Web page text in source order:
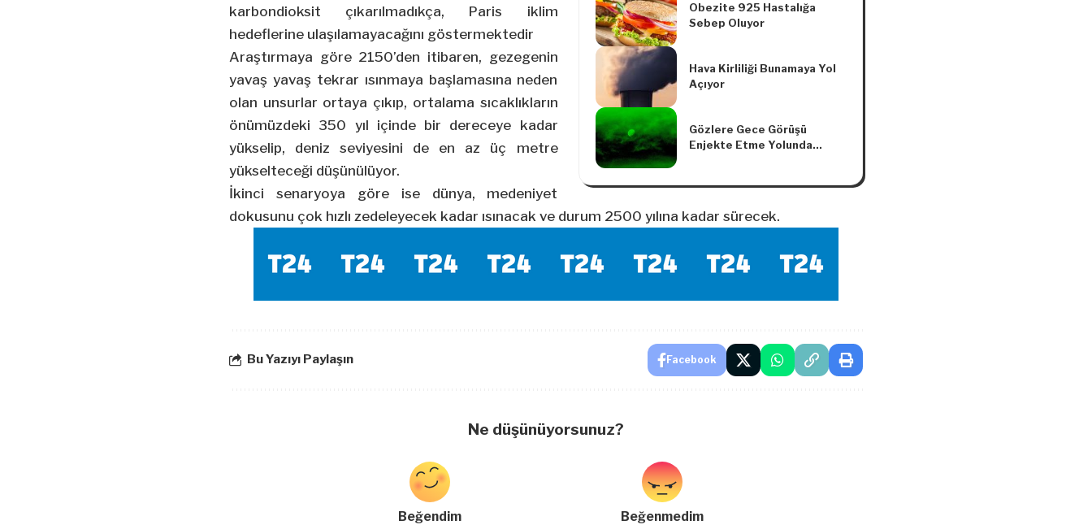
Obezite 925 Hastalığa
Sebep Oluyor
Hava Kirliliği Bunamaya Yol
Açıyor
Gözlere Gece Görüşü
Enjekte Etme Yolunda
karbondioksit çıkarılmadıkça, Paris iklim
hedeflerine ulaşılamayacağını göstermektedir
Araştırmaya göre 2150’den itibaren, gezegenin
yavaş yavaş tekrar ısınmaya başlamasına neden
olan unsurlar ortaya çıkıp, ortalama sıcaklıkların
önümüzdeki 350 yıl içinde bir dereceye kadar
yükselip, deniz seviyesini de en az üç metre
yükselteceği düşünülüyor.
İkinci senaryoya göre ise dünya, medeniyet
dokusunu çok hızlı zedeleyecek kadar ısınacak ve durum 2500 yılına kadar sürecek.
Bu Yazıyı Paylaşın Facebook
Ne düşünüyorsunuz?
Beğendim Beğenmedim